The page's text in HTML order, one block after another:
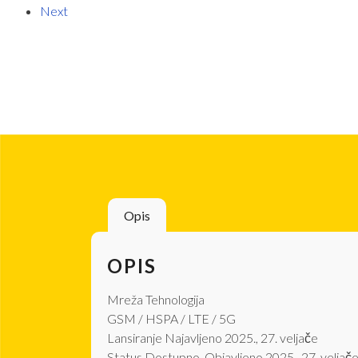
Next
Opis
OPIS
Mreža Tehnologija
GSM / HSPA / LTE / 5G
Lansiranje Najavljeno 2025., 27. veljače